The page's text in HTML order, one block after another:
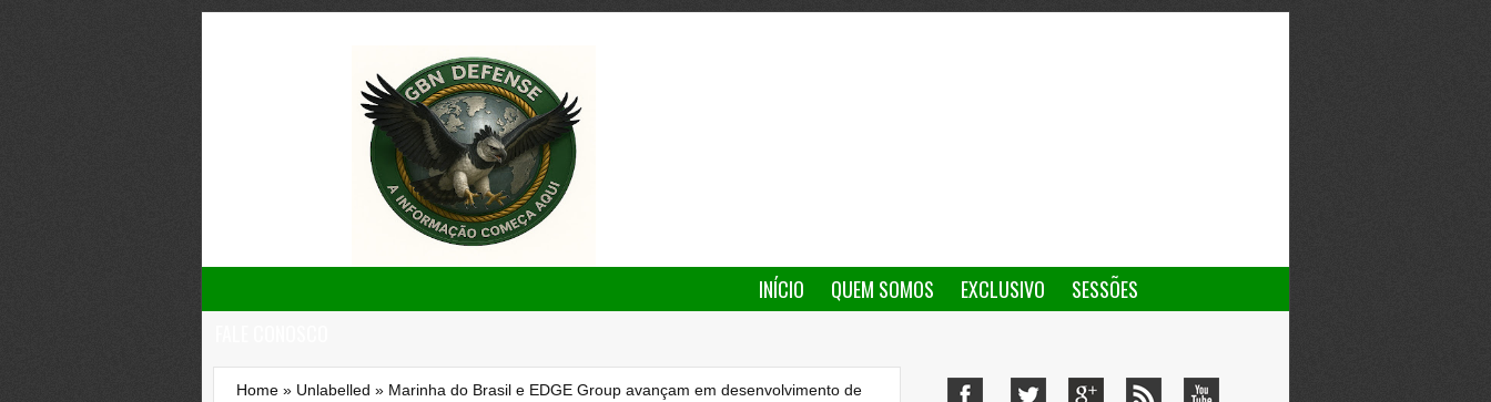
INÍCIO QUEM SOMOS EXCLUSIVO
SESSÕES
Home » Unlabelled » Marinha do Brasil e EDGE Group avançam em desenvolvimento de